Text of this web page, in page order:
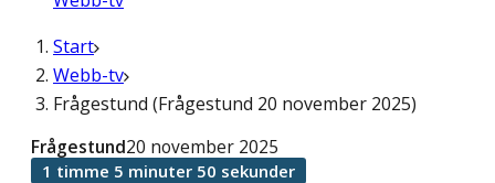
Start
Webb-tv
Frågestund (Frågestund 20 november 2025)
Frågestund20 november 2025
1 timme 5 minuter 50 sekunder